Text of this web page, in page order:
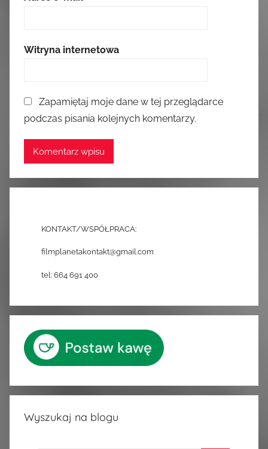
Witryna internetowa
Zapamiętaj moje dane w tej przeglądarce
podczas pisania kolejnych komentarzy.
KONTAKT/WSPÓŁPRACA:
filmplanetakontakt@gmail.com
tel: 664 691 400
Wyszukaj na blogu